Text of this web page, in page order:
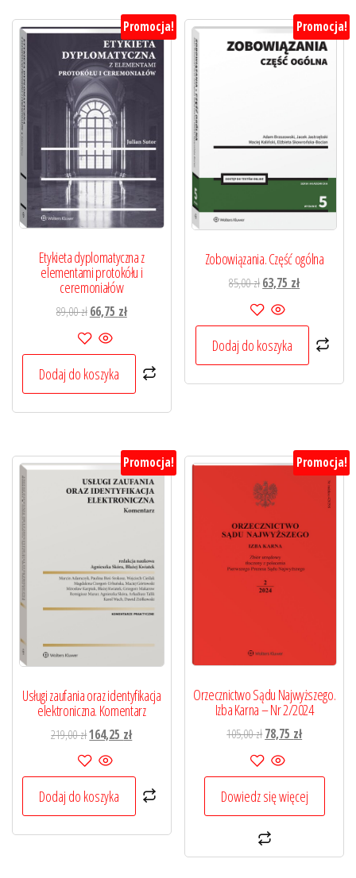
Promocja!
Etykieta dyplomatyczna z
elementami protokółu i
ceremoniałów
89,00złPierwotna
cena
wynosiła:
89,00 zł.
66,75 złAktualna
66,75 zł.
Dodaj do koszyka
Promocja!
Zobowiązania. Część ogólna
85,00złPierwotna
cena
wynosiła:
85,00 zł.
63,75 złAktualna
63,75 zł.
Dodaj do koszyka
Promocja!
Usługi zaufania oraz identyfikacja
elektroniczna. Komentarz
219,00złPierwotna
cena
wynosiła:
219,00 zł.
164,25 złAktualna
164,25 zł.
Dodaj do koszyka
Promocja!
Orzecznictwo Sądu Najwyższego.
Izba Karna – Nr 2/2024
105,00złPierwotna
cena
wynosiła:
105,00 zł.
78,75 złAktualna
78,75 zł.
Dowiedz się więcej